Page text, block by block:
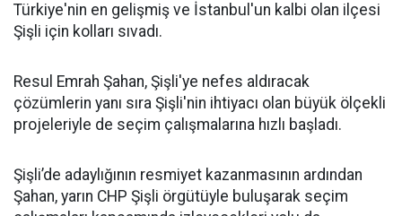
Türkiye'nin en gelişmiş ve İstanbul'un kalbi olan ilçesi
Şişli için kolları sıvadı.
Resul Emrah Şahan, Şişli'ye nefes aldıracak
çözümlerin yanı sıra Şişli'nin ihtiyacı olan büyük ölçekli
projeleriyle de seçim çalışmalarına hızlı başladı.
Şişli’de adaylığının resmiyet kazanmasının ardından
Şahan, yarın CHP Şişli örgütüyle buluşarak seçim